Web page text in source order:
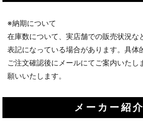
※納期について
在庫数について、実店舗での販売状況な
表記になっている場合があります。具体
ご注文確認後にメールにてご案内いたし
願いいたします。
メーカー紹介